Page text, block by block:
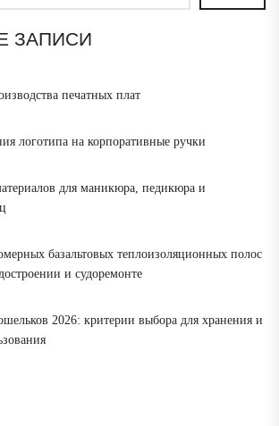
ЗАПИСИ
печатных плат
логотипа на корпоративные ручки
для маникюра, педикюра и
базальтовых теплоизоляционных полос
и судоремонте
2026: критерии выбора для хранения и